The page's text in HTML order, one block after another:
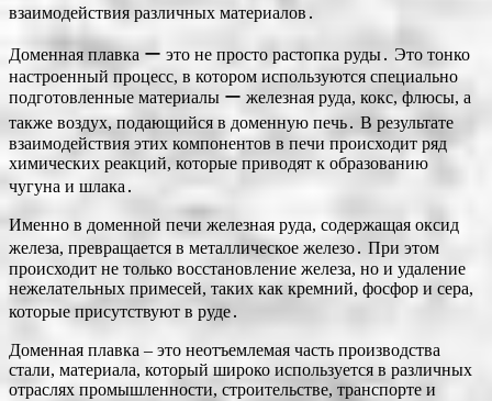
взаимодействия различных материалов․
Доменная плавка ー это не просто растопка руды․ Это тонко
настроенный процесс, в котором используются специально
подготовленные материалы ー железная руда, кокс, флюсы, а
также воздух, подающийся в доменную печь․ В результате
взаимодействия этих компонентов в печи происходит ряд
химических реакций, которые приводят к образованию
чугуна и шлака․
Именно в доменной печи железная руда, содержащая оксид
железа, превращается в металлическое железо․ При этом
происходит не только восстановление железа, но и удаление
нежелательных примесей, таких как кремний, фосфор и сера,
которые присутствуют в руде․
Доменная плавка ‒ это неотъемлемая часть производства
стали, материала, который широко используется в различных
отраслях промышленности, строительстве, транспорте и